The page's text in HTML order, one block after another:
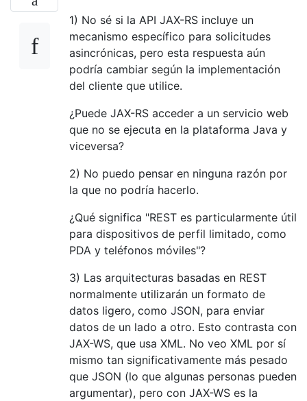
1) No sé si la API JAX-RS incluye un
mecanismo específico para solicitudes
asincrónicas, pero esta respuesta aún
podría cambiar según la implementación
del cliente que utilice.
¿Puede JAX-RS acceder a un servicio web
que no se ejecuta en la plataforma Java y
viceversa?
2) No puedo pensar en ninguna razón por
la que no podría hacerlo.
¿Qué significa "REST es particularmente útil
para dispositivos de perfil limitado, como
PDA y teléfonos móviles"?
3) Las arquitecturas basadas en REST
normalmente utilizarán un formato de
datos ligero, como JSON, para enviar
datos de un lado a otro. Esto contrasta con
JAX-WS, que usa XML. No veo XML por sí
mismo tan significativamente más pesado
que JSON (lo que algunas personas pueden
argumentar), pero con JAX-WS es la